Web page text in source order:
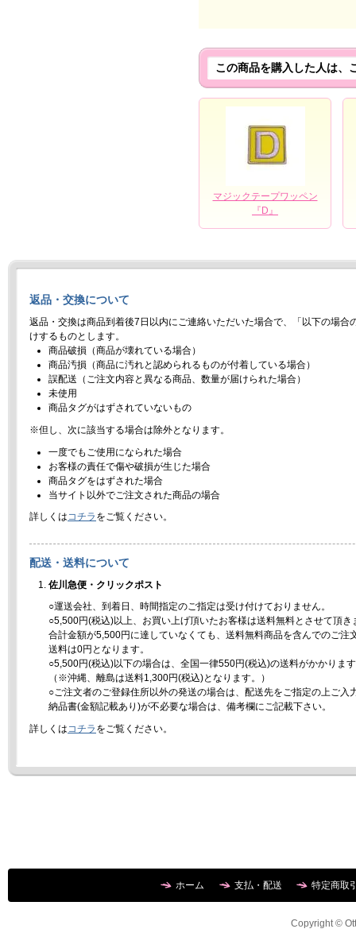
この商品を購入した人は、
マジックテープワッペン
『D』
返品・交換について
返品・交換は商品到着後7日以内にご連絡いただいた場合で、「以下の場合
けするものとします。
商品破損（商品が壊れている場合）
商品汚損（商品に汚れと認められるものが付着している場合）
誤配送（ご注文内容と異なる商品、数量が届けられた場合）
未使用
商品タグがはずされていないもの
※但し、次に該当する場合は除外となります。
一度でもご使用になられた場合
お客様の責任で傷や破損が生じた場合
商品タグをはずされた場合
当サイト以外でご注文された商品の場合
詳しくはコチラ をご覧ください。
配送・送料について
佐川急便・クリックポスト
○運送会社、到着日、時間指定のご指定は受け付けておりません。
○5,500円(税込)以上、お買い上げ頂いたお客様は送料無料とさせて頂き
合計金額が5,500円に達していなくても、送料無料商品を含んでのご注
送料は0円となります。
○5,500円(税込)以下の場合は、全国一律550円(税込)の送料がかかりま
（※沖縄、離島は送料1,300円(税込)となります。）
○ご注文者のご登録住所以外の発送の場合は、配送先をご指定の上ご入
納品書(金額記載あり)が不必要な場合は、備考欄にご記載下さい。
詳しくはコチラ をご覧ください。
ホーム 支払・配送 特定商取
Copyright ©